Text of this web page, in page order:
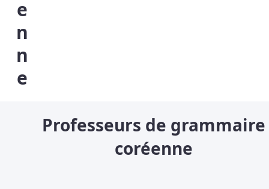
e
n
n
e
Professeurs de grammaire
coréenne